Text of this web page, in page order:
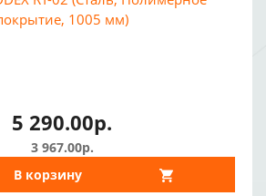
1005 мм)
5 290.00р.
3 967.00р.
В корзину